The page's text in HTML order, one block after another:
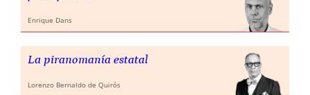
Enrique Dans
La piranomanía estatal
Lorenzo Bernaldo de Quirós